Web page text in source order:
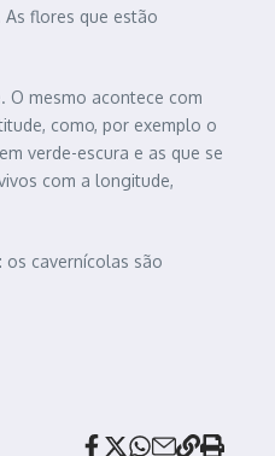
flores que estão
O mesmo acontece com
como, por exemplo o
verde-escura e as que se
com a longitude,
os cavernícolas são